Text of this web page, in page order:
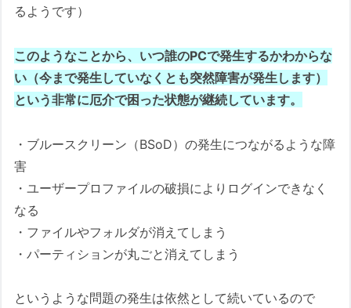
るようです）
このようなことから、いつ誰のPCで発生するかわからな
い（今まで発生していなくとも突然障害が発生します）
という非常に厄介で困った状態が継続しています。
・ブルースクリーン（BSoD）の発生につながるような障
害
・ユーザープロファイルの破損によりログインできなく
なる
・ファイルやフォルダが消えてしまう
・パーティションが丸ごと消えてしまう
というような問題の発生は依然として続いているので